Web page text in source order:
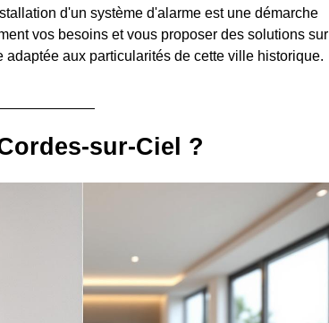
d'un système d'alarme est une démarche
vos besoins et vous proposer des solutions sur
aux particularités de cette ville historique.
sur-Ciel ?